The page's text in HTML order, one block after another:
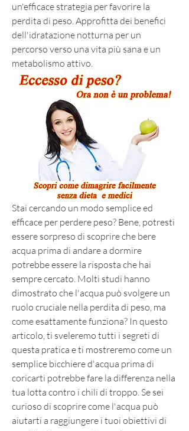
un'efficace strategia per favorire la
perdita di peso. Approfitta dei benefici
dell'idratazione notturna per un
percorso verso una vita più sana e un
metabolismo attivo.
Stai cercando un modo semplice ed
efficace per perdere peso? Bene, potresti
essere sorpreso di scoprire che bere
acqua prima di andare a dormire
potrebbe essere la risposta che hai
sempre cercato. Molti studi hanno
dimostrato che l'acqua può svolgere un
ruolo cruciale nella perdita di peso, ma
come esattamente funziona? In questo
articolo, ti sveleremo tutti i segreti di
questa pratica e ti mostreremo come un
semplice bicchiere d'acqua prima di
coricarti potrebbe fare la differenza nella
tua lotta contro i chili di troppo. Se sei
curioso di scoprire come l'acqua può
aiutarti a raggiungere i tuoi obiettivi di